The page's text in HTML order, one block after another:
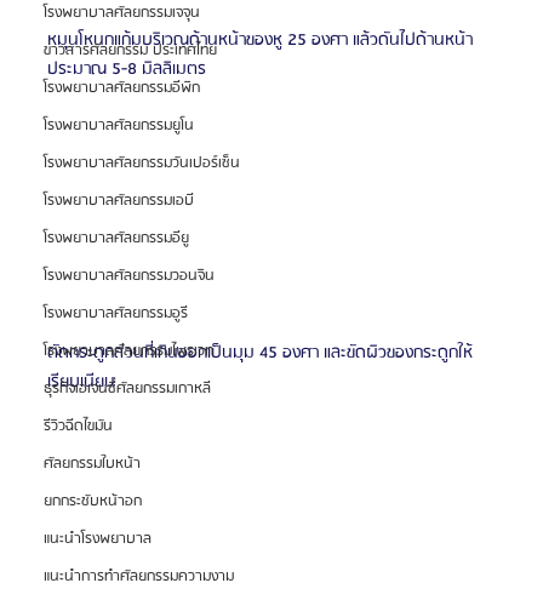
โรงพยาบาลศัลยกรรมเจจุน
ข่าวสารศัลยกรรม ประเทศไทย
โรงพยาบาลศัลยกรรมอีพิก
โรงพยาบาลศัลยกรรมยูโน
โรงพยาบาลศัลยกรรมวันเปอร์เซ็น
โรงพยาบาลศัลยกรรมเอบี
โรงพยาบาลศัลยกรรมอียู
โรงพยาบาลศัลยกรรมวอนจิน
โรงพยาบาลศัลยกรรมอูรี
โรงพยาบาลศัลยกรรมไพรเวท
ธุรกิจเอเจนซี่ศัลยกรรมเกาหลี
รีวิวฉีดไขมัน
ศัลยกรรมใบหน้า
ยกกระชับหน้าอก
แนะนำโรงพยาบาล
แนะนำการทำศัลยกรรมความงาม
หมุนโหนกแก้มบริเวณด้านหน้าของหู 25 องศา แล้วดันไปด้านหน้า
ประมาณ 5-8 มิลลิเมตร
ตัดกระดูกส่วนที่เกินออกเป็นมุม 45 องศา และขัดผิวของกระดูกให้
เรียบเนียน